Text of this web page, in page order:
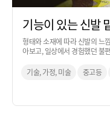
기능이 있는 신발
형태와 소재에 따라 신발의 느
아보고, 일상에서 경험했던 불
기술, 가정, 미술
중고등